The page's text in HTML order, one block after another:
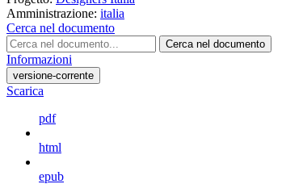
Amministrazione: italia
Cerca nel documento
Cerca nel documento
Informazioni
versione-corrente
Scarica
pdf
html
epub